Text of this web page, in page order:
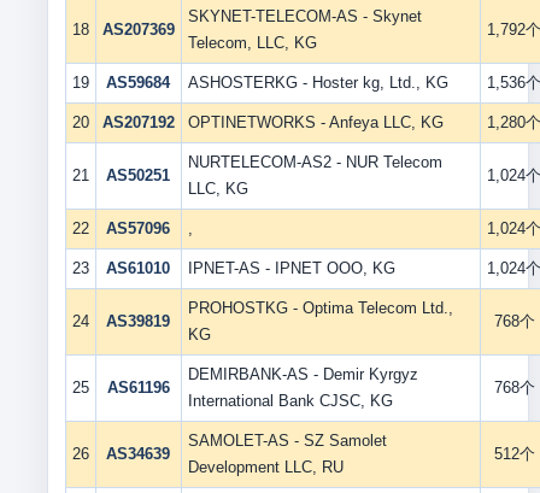
18 AS207369
SKYNET-TELECOM-AS - Skynet
Telecom, LLC, KG
1,792
19 AS59684 ASHOSTERKG - Hoster kg, Ltd., KG 1,536
20 AS207192 OPTINETWORKS - Anfeya LLC, KG 1,280
21 AS50251
NURTELECOM-AS2 - NUR Telecom
LLC, KG
1,024
22 AS57096 , 1,024
23 AS61010 IPNET-AS - IPNET OOO, KG 1,024
24 AS39819
PROHOSTKG - Optima Telecom Ltd.,
KG
768个
25 AS61196
DEMIRBANK-AS - Demir Kyrgyz
International Bank CJSC, KG
768个
26 AS34639
SAMOLET-AS - SZ Samolet
Development LLC, RU
512个